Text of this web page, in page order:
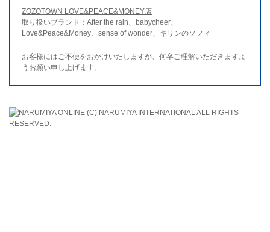
ZOZOTOWN LOVE&PEACE&MONEY店
取り扱いブランド：After the rain、babycheer、
Love&Peace&Money、sense of wonder、キリンのソフィ
お客様にはご不便をおかけいたしますが、何卒ご理解いただきますよ
うお願い申し上げます。